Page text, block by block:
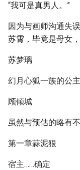
“我可是真男人。”
因为与画师沟通失
苏霄，毕竟是母女
苏梦璃
幻月心狐一族的公
顾倾城
虽然与预估的略有
第一章蒜泥狠
宿主……确定